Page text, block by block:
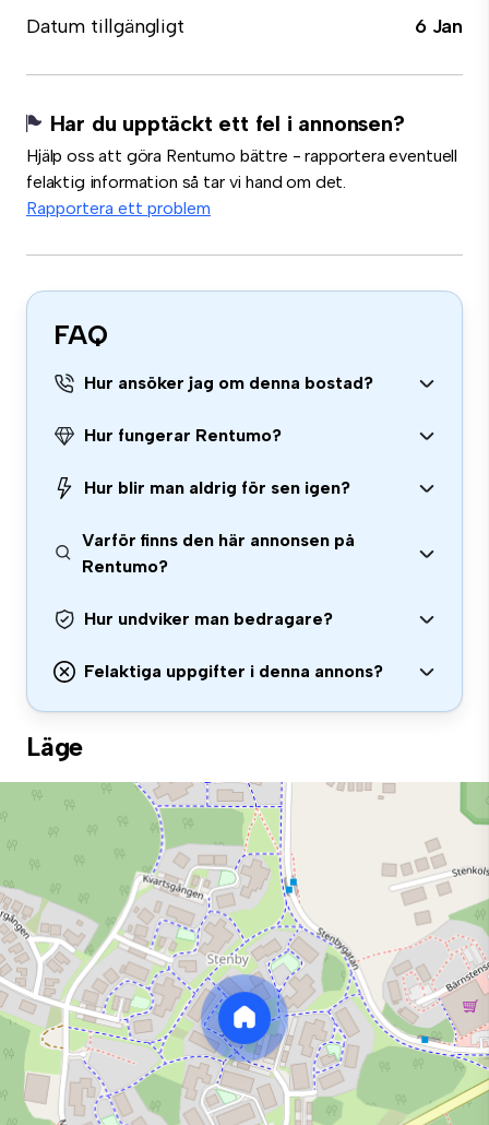
Datum tillgängligt
6 Jan
Har du upptäckt ett fel i annonsen?
Hjälp oss att göra Rentumo bättre - rapportera eventuell
felaktig information så tar vi hand om det.
Rapportera ett problem
FAQ
Hur ansöker jag om denna bostad?
Hur fungerar Rentumo?
Hur blir man aldrig för sen igen?
Varför finns den här annonsen på
Rentumo?
Hur undviker man bedragare?
Felaktiga uppgifter i denna annons?
Läge